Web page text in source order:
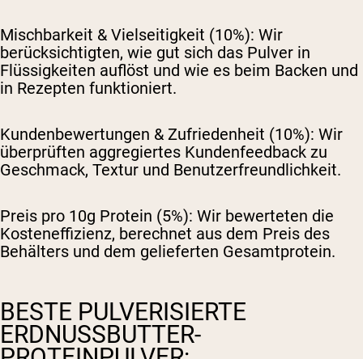
Mischbarkeit & Vielseitigkeit (10%): Wir
berücksichtigten, wie gut sich das Pulver in
Flüssigkeiten auflöst und wie es beim Backen und
in Rezepten funktioniert.
Kundenbewertungen & Zufriedenheit (10%): Wir
überprüften aggregiertes Kundenfeedback zu
Geschmack, Textur und Benutzerfreundlichkeit.
Preis pro 10g Protein (5%): Wir bewerteten die
Kosteneffizienz, berechnet aus dem Preis des
Behälters und dem gelieferten Gesamtprotein.
BESTE PULVERISIERTE
ERDNUSSBUTTER-